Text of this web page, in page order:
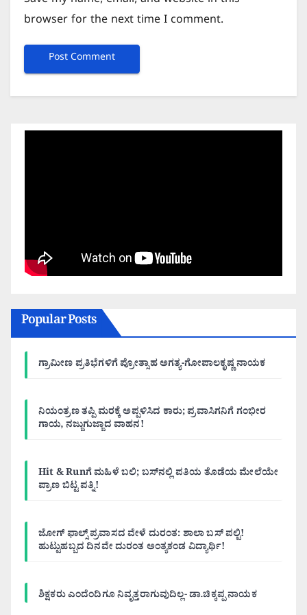
browser for the next time I comment.
Popular Posts
ಗ್ರಾಮೀಣ ಪ್ರತಿಭೆಗಳಿಗೆ ಪ್ರೋತ್ಸಾಹ ಅಗತ್ಯ-ಗೋಪಾಲಕೃಷ್ಣ ನಾಯಕ
ನಿಯಂತ್ರಣ ತಪ್ಪಿ ಮರಕ್ಕೆ ಅಪ್ಪಳಿಸಿದ ಕಾರು; ಪ್ರವಾಸಿಗನಿಗೆ ಗಂಭೀರ
ಗಾಯ, ನಜ್ಜುಗುಜ್ಜಾದ ವಾಹನ!
Hit & Runಗೆ ಮಹಿಳೆ ಬಲಿ; ಬಸ್‌ನಲ್ಲಿ ಪತಿಯ ತೊಡೆಯ ಮೇಲೆಯೇ
ಪ್ರಾಣ ಬಿಟ್ಟ ಪತ್ನಿ!
ಜೋಗ್ ಫಾಲ್ಸ್ ಪ್ರವಾಸದ ವೇಳೆ ದುರಂತ: ಶಾಲಾ ಬಸ್ ಪಲ್ಟಿ!
ಹುಟ್ಟುಹಬ್ಬದ ದಿನವೇ ದುರಂತ ಅಂತ್ಯಕಂಡ ವಿದ್ಯಾರ್ಥಿ!
ಶಿಕ್ಷಕರು ಎಂದೆಂದಿಗೂ ನಿವೃತ್ತರಾಗುವುದಿಲ್ಲ- ಡಾ.ಚಿಕ್ಕಪ್ಪ ನಾಯಕ